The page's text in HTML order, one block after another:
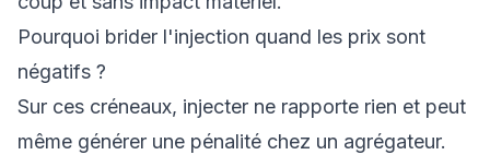
Pourquoi brider l'injection quand les prix sont
négatifs ?
Sur ces créneaux, injecter ne rapporte rien et peut
même générer une pénalité chez un agrégateur.